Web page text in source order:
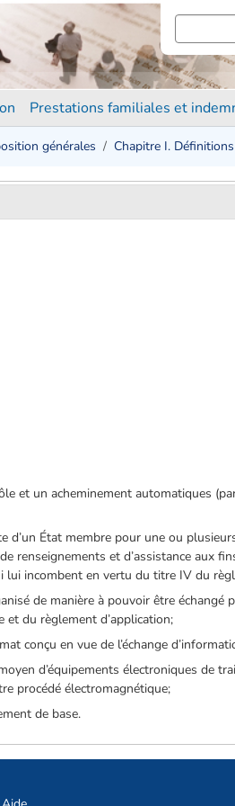
Prestations familiales et
générales Chapitre I. Définitions
et un acheminement automatiques
d’un État membre pour une ou
renseignements et d’assistance aux
lui incombent en vertu du titre IV du
de manière à pouvoir être échangé
du règlement d’application;
conçu en vue de l’échange
d’équipements électroniques de
procédé électromagnétique;
de base.